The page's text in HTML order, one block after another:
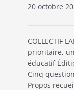
20 octobre
COLLECTIF
prioritaire,
éducatif
Cinq
Propos